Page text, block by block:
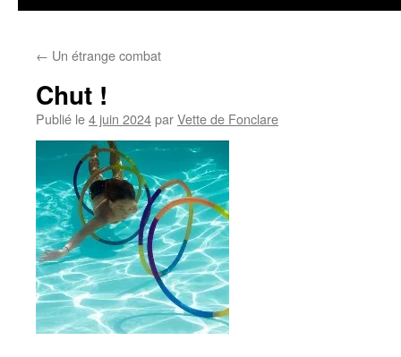
← Un étrange combat
Chut !
Publié le4 juin 2024parVette de Fonclare